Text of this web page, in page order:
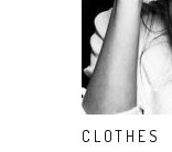
CLOTHES